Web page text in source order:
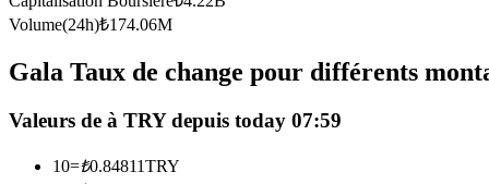
Futures utilisant l'USDC comme garantie
Volume(24h)₺174.06M
Gala Taux de change pour différents
Valeurs de à TRY depuis today 07:59
10=₺0.84811TRY